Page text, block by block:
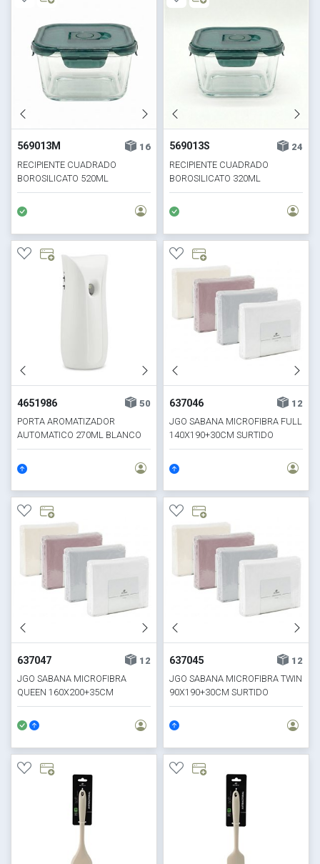
569013M
16
RECIPIENTE CUADRADO
BOROSILICATO 520ML
14.2X14.20X
569013S
24
RECIPIENTE CUADRADO
BOROSILICATO 320ML
12.10X12.10
4651986
50
PORTA AROMATIZADOR
AUTOMATICO 270ML BLANCO
637046
12
JGO SABANA MICROFIBRA FULL
140X190+30CM SURTIDO
637047
12
JGO SABANA MICROFIBRA
QUEEN 160X200+35CM
SURTIDO
637045
12
JGO SABANA MICROFIBRA TWIN
90X190+30CM SURTIDO